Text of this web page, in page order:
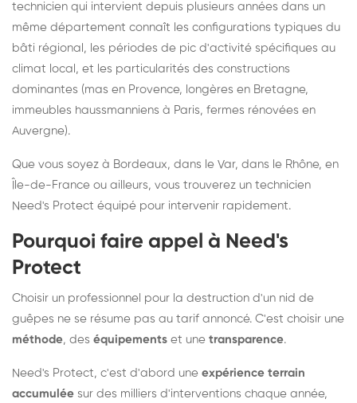
technicien qui intervient depuis plusieurs années dans un
même département connaît les configurations typiques du
bâti régional, les périodes de pic d'activité spécifiques au
climat local, et les particularités des constructions
dominantes (mas en Provence, longères en Bretagne,
immeubles haussmanniens à Paris, fermes rénovées en
Auvergne).
Que vous soyez à Bordeaux, dans le Var, dans le Rhône, en
Île-de-France ou ailleurs, vous trouverez un technicien
Need's Protect équipé pour intervenir rapidement.
Pourquoi faire appel à Need's
Protect
Choisir un professionnel pour la destruction d'un nid de
guêpes ne se résume pas au tarif annoncé. C'est choisir une
méthode, des équipements et une transparence.
Need's Protect, c'est d'abord une expérience terrain
accumulée sur des milliers d'interventions chaque année,